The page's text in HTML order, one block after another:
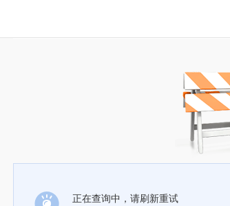
正在查询中，请刷新重试